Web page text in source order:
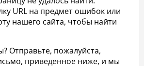
URL на предмет ошибок или
нашего сайта, чтобы найти
Отправьте, пожалуйста,
приведенное ниже, и мы